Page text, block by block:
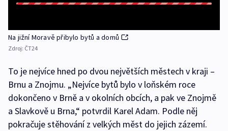
Na jižní Moravě přibylo bytů a domů
Zdroj: ČT24
To je nejvíce hned po dvou největších městech v kraji –
Brnu a Znojmu. „Nejvíce bytů bylo v loňském roce
dokončeno v Brně a v okolních obcích, a pak ve Znojmě
a Slavkově u Brna,“ potvrdil Karel Adam. Podle něj
pokračuje stěhování z velkých měst do jejich zázemí.